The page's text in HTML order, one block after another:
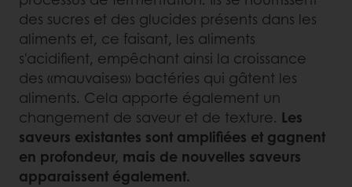
des sucres et des glucides présents dans les
aliments et, ce faisant, les aliments
s'acidifient, empêchant ainsi la croissance
des «mauvaises» bactéries qui gâtent les
aliments. Cela apporte également un
changement de saveur et de texture. Les
saveurs existantes sont amplifiées et gagnent
en profondeur, mais de nouvelles saveurs
apparaissent également.